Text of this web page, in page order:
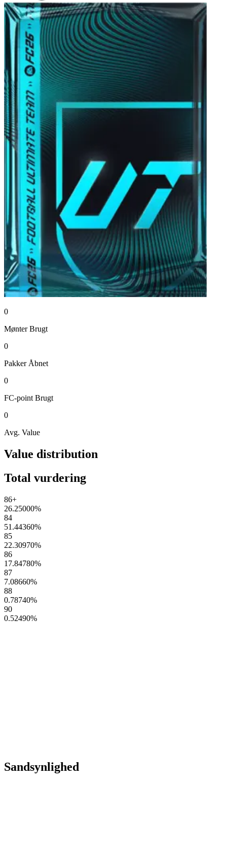
0
Mønter Brugt
0
Pakker Åbnet
0
FC-point Brugt
0
Avg. Value
Value distribution
Total vurdering
86+
26.25000%
84
51.44360%
85
22.30970%
86
17.84780%
87
7.08660%
88
0.78740%
90
0.52490%
Sandsynlighed